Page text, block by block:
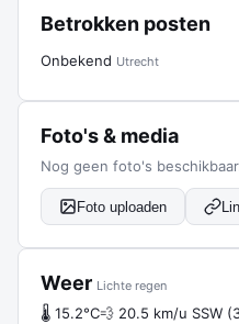
Betrokken posten
Onbekend Utrecht
Foto's & media
Nog geen foto's
Foto uploaden
Weer Lichte regen
🌡 15.2°C💨 20.5 km/u SSW